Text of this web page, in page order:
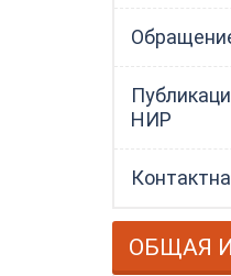
НИР
ОБЩАЯ